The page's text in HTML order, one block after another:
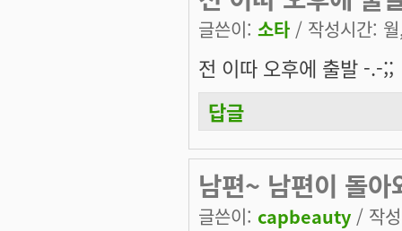
글쓴이: 소타 / 작성시간:
전 이따 오후에 출발 -.-;;
답글
남편~ 남편이 돌아
글쓴이: capbeauty / 작